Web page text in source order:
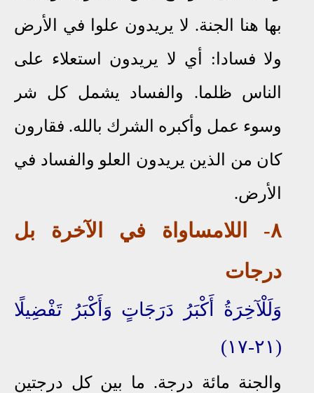
بها هنا الجنة. لا يريدون علوا في الأرض
ولا فسادا: أي لا يريدون استعلاء على
الناس ظلما. والفساد يشمل كل شر
وسوء عمل وأكبره الشرك بالله. فقارون
كان من الذين يريدون العلو والفساد في
الأرض.
٨- اللامساواة في الآخرة بل
درجات
وَلَلْآخِرَةُ أَكْبَرُ دَرَجَاتٍ وَأَكْبَرُ تَفْضِيلًا
(٢١-١٧)
والجنة مائة درجة. ما بين كل درجتين